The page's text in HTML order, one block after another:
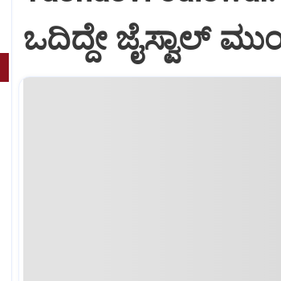
ಒದಿದ್ದೇ ಜೈಸ್ವಾಲ್‌